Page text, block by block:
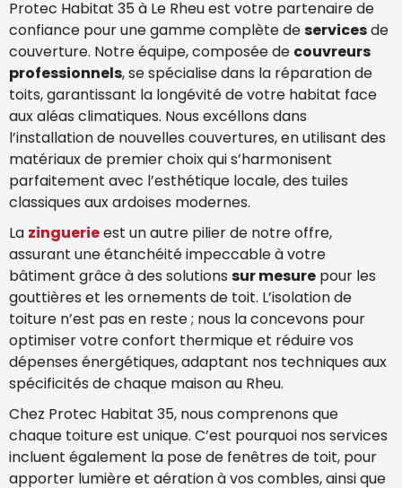
Protec Habitat 35 à Le Rheu est votre partenaire de
confiance pour une gamme complète deservicesde
couverture. Notre équipe, composée de couvreurs
professionnels, se spécialise dans la réparation de
toits, garantissant la longévité de votre habitat face
aux aléas climatiques. Nous excéllons dans
l’installation de nouvelles couvertures, en utilisant des
matériaux de premier choix qui s’harmonisent
parfaitement avec l’esthétique locale, des tuiles
classiques aux ardoises modernes.
La zinguerieest un autre pilier de notre offre,
assurant une étanchéité impeccable à votre
bâtiment grâce à des solutions sur mesure pour les
gouttières et les ornements de toit. L’isolation de
toiture n’est pas en reste ; nous la concevons pour
optimiser votre confort thermique et réduire vos
dépenses énergétiques, adaptant nos techniques aux
spécificités de chaque maison au Rheu.
Chez Protec Habitat 35, nous comprenons que
chaque toiture est unique. C’est pourquoi nos services
incluent également la pose de fenêtres de toit, pour
apporter lumière et aération à vos combles, ainsi que